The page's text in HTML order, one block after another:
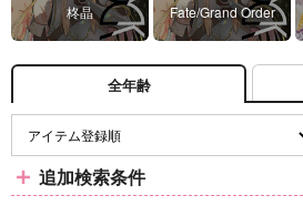
柊晶 Fate/Grand Order
全年齢
追加検索条件